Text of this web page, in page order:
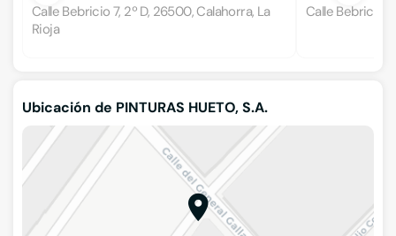
Calle Bebricio 7, 2º D, 26500, Calahorra, La
Rioja
Calle Bebricio
Ubicación de PINTURAS HUETO, S.A.